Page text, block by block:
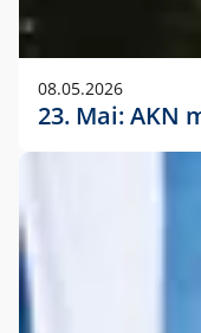
08.05.2026
23. Mai: AKN